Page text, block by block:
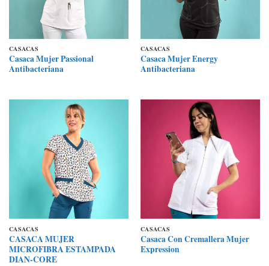
CASACAS
Casaca Mujer Passional
Antibacteriana
CASACAS
Casaca Mujer Energy
Antibacteriana
CASACAS
CASACA MUJER
MICROFIBRA ESTAMPADA
DIAN-CORE
CASACAS
Casaca Con Cremallera Mujer
Expression